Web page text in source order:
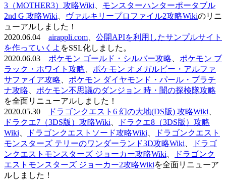
3（MOTHER3）攻略Wiki
モンスターハンターポータブル
2nd G 攻略Wiki
ヴァルキリープロファイル2攻略Wikiのリニ
ューアルしました！
2020.06.04 airappli.com
公開APIを利用したサンプルサイト
を作っていくよ をSSL化しました。
2020.06.03 ポケモン ゴールド・シルバー攻略
ポケモン ブ
ラック・ホワイト攻略
ポケモン オメガルビー・アルファ
サファイア攻略
ポケモン ダイヤモンド・パール・プラチ
ナ攻略
ポケモン不思議のダンジョン 時・闇の探検隊攻略
を全面リニューアルしました！
2020.05.30
ドラゴンクエスト6 幻の大地(DS版) 攻略Wiki
ドラクエ7（3DS版）攻略Wiki
ドラクエ8（3DS版）攻略
Wiki
ドラゴンクエストソード攻略Wiki
ドラゴンクエスト
モンスターズ テリーのワンダーランド3D攻略Wiki
ドラゴ
ンクエストモンスターズ ジョーカー攻略Wiki
ドラゴンク
エストモンスターズ ジョーカー2攻略Wikiを全面リニューア
ルしました！